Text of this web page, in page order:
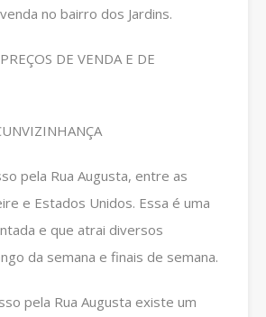
no bairro dos Jardins.
DE VENDA E DE
pela Rua Augusta, entre as
e Estados Unidos. Essa é uma
e que atrai diversos
da semana e finais de semana.
pela Rua Augusta existe um